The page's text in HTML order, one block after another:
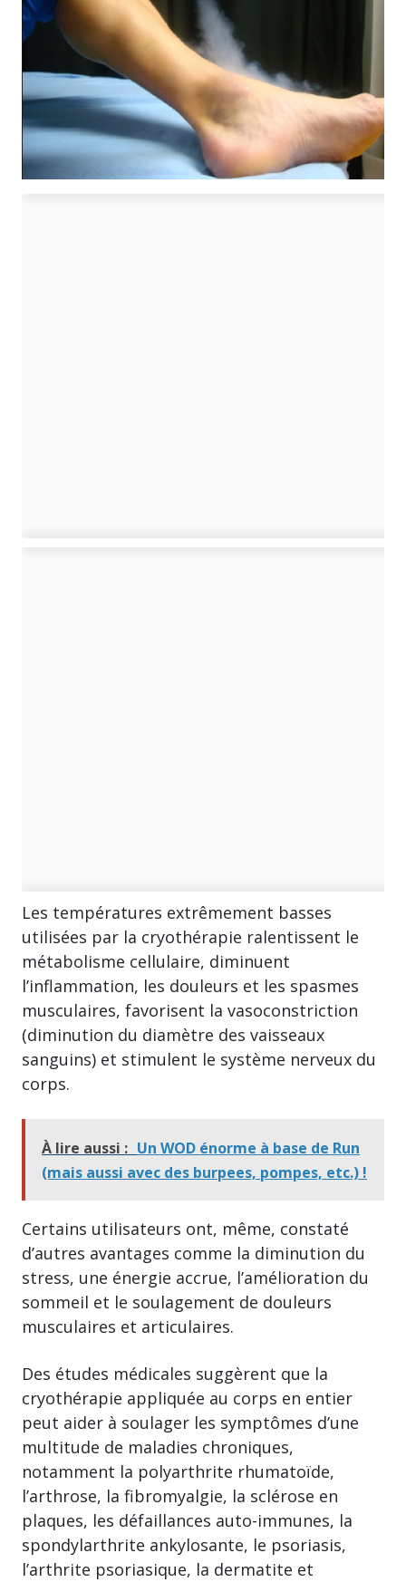
Les températures extrêmement basses
utilisées par la cryothérapie ralentissent le
métabolisme cellulaire, diminuent
l’inflammation, les douleurs et les spasmes
musculaires, favorisent la vasoconstriction
(diminution du diamètre des vaisseaux
sanguins) et stimulent le système nerveux du
corps.
À lire aussi : Un WOD énorme à base de Run
(mais aussi avec des burpees, pompes, etc.) !
Certains utilisateurs ont, même, constaté
d’autres avantages comme la diminution du
stress, une énergie accrue, l’amélioration du
sommeil et le soulagement de douleurs
musculaires et articulaires.
Des études médicales suggèrent que la
cryothérapie appliquée au corps en entier
peut aider à soulager les symptômes d’une
multitude de maladies chroniques,
notamment la polyarthrite rhumatoïde,
l’arthrose, la fibromyalgie, la sclérose en
plaques, les défaillances auto-immunes, la
spondylarthrite ankylosante, le psoriasis,
l’arthrite psoriasique, la dermatite et